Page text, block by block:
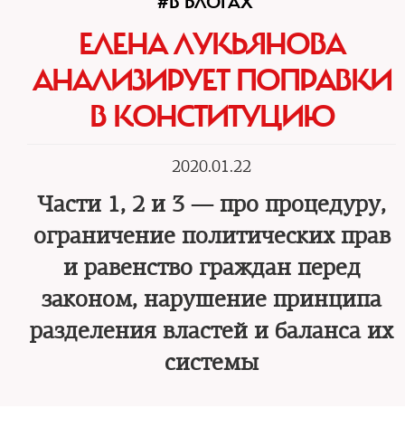
ЕЛЕНА ЛУКЬЯНОВА
АНАЛИЗИРУЕТ ПОПРАВКИ
В КОНСТИТУЦИЮ
2020.01.22
Части 1, 2 и 3 — про процедуру,
ограничение политических прав
и равенство граждан перед
законом, нарушение принципа
разделения властей и баланса их
системы